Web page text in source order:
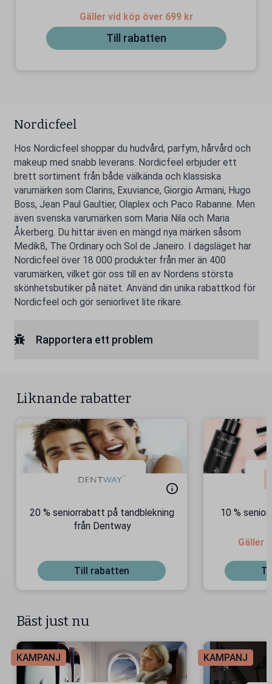
Gäller vid köp över 699 kr
Till rabatten
Nordicfeel
Hos Nordicfeel shoppar du hudvård, parfym, hårvård och
makeup med snabb leverans. Nordicfeel erbjuder ett
brett sortiment från både välkända och klassiska
varumärken som Clarins, Exuviance, Giorgio Armani, Hugo
Boss, Jean Paul Gaultier, Olaplex och Paco Rabanne. Men
även svenska varumärken som Maria Nila och Maria
Åkerberg. Du hittar även en mängd nya märken såsom
Medik8, The Ordinary och Sol de Janeiro. I dagsläget har
Nordicfeel över 18 000 produkter från mer än 400
varumärken, vilket gör oss till en av Nordens största
skönhetsbutiker på nätet. Använd din unika rabattkod för
Nordicfeel och gör seniorlivet lite rikare.
Rapportera ett problem
Liknande rabatter
20 % seniorrabatt på tandblekning
från Dentway
Till rabatten
10 %
Gäller
Bäst just nu
KAMPANJ KAMPANJ